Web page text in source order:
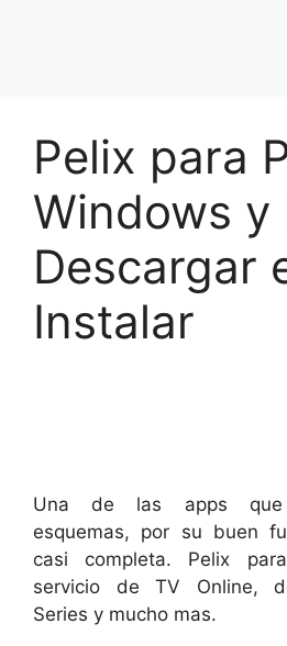
Pelix para
Windows y
Descargar
Instalar
Una de las apps que
esquemas, por su buen
casi completa. Pelix
servicio de TV Online,
Series y mucho mas.